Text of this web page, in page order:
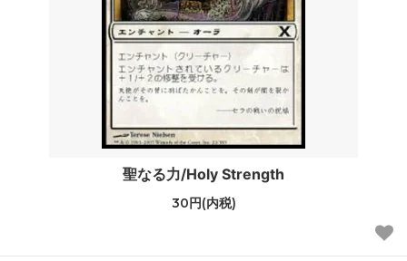
聖なる力/Holy Strength
30円(内税)